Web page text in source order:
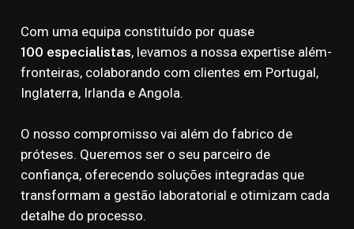
Com uma equipa constituído por quase
100 especialistas, levamos a nossa expertise além-
fronteiras, colaborando com clientes em Portugal,
Inglaterra, Irlanda e Angola.
O nosso compromisso vai além do fabrico de
próteses. Queremos ser o seu parceiro de
confiança, oferecendo soluções integradas que
transformam a gestão laboratorial e otimizam cada
detalhe do processo.